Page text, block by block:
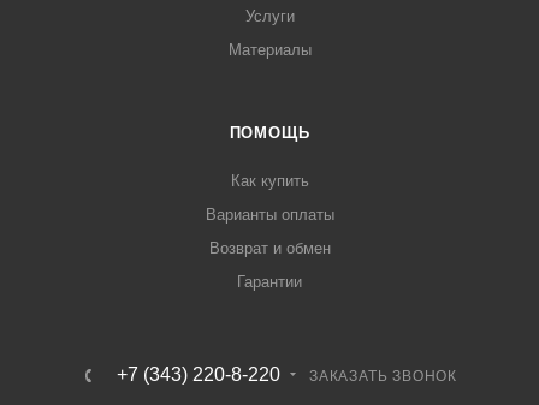
Услуги
Материалы
ПОМОЩЬ
Как купить
Варианты оплаты
Возврат и обмен
Гарантии
+7 (343) 220-8-220 ЗАКАЗАТЬ ЗВОНОК